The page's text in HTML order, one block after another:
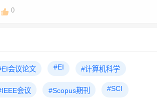
0
会议论文 #EI #计算机科学
会议 #Scopus期刊 #SCI